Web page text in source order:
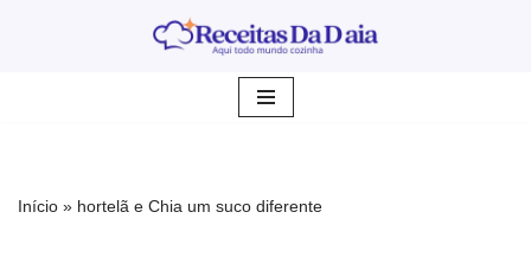
Início » hortelã e Chia um suco diferente